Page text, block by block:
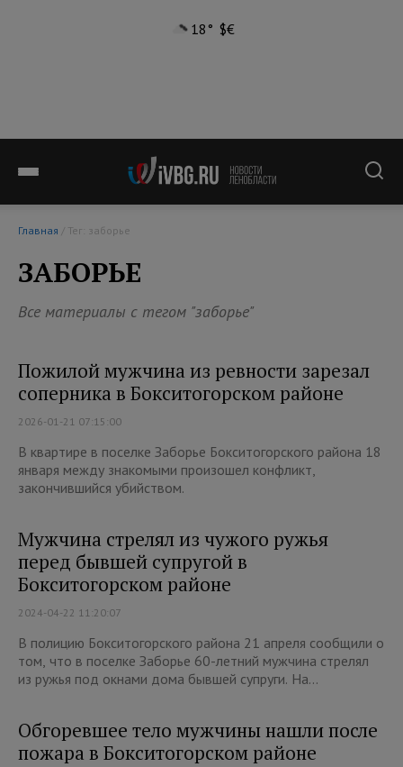
18° $€
Главная / Тег: заборье
ЗАБОРЬЕ
Все материалы с тегом "заборье"
Пожилой мужчина из ревности зарезал
соперника в Бокситогорском районе
2026-01-21 07:15:00
В квартире в поселке Заборье Бокситогорского района 18
января между знакомыми произошел конфликт,
закончившийся убийством.
Мужчина стрелял из чужого ружья
перед бывшей супругой в
Бокситогорском районе
2024-04-22 11:20:07
В полицию Бокситогорского района 21 апреля сообщили о
том, что в поселке Заборье 60-летний мужчина стрелял
из ружья под окнами дома бывшей супруги. На...
Обгоревшее тело мужчины нашли после
пожара в Бокситогорском районе